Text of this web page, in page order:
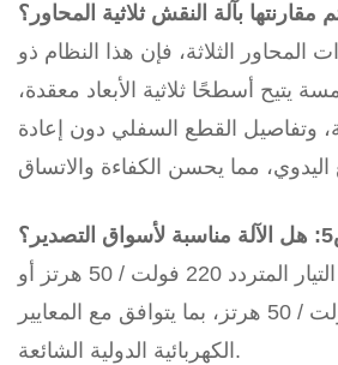
المحاور الثلاثة، فإن هذا النظام ذو
يتيح أسطحًا ثلاثية الأبعاد معقدة،
وتفاصيل القطع السفلي دون إعادة
نعم. يدعم الجهاز التيار المتردد 220 فولت / 50 هرتز أو
التيار المتردد 380 فولت / 50 هرتز، بما يتوافق مع المعايير
الكهربائية الدولية الشائعة.